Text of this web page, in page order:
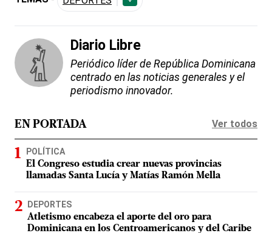
Diario Libre
Periódico líder de República Dominicana
centrado en las noticias generales y el
periodismo innovador.
EN PORTADA Ver todos
POLÍTICA
El Congreso estudia crear nuevas provincias
llamadas Santa Lucía y Matías Ramón Mella
DEPORTES
Atletismo encabeza el aporte del oro para
Dominicana en los Centroamericanos y del Caribe